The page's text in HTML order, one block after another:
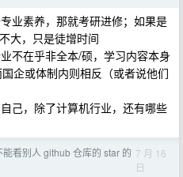
业素养，那就考研进修；如果是
大，只是徒增时间
不在乎非全本/硕，学习内容本身
企或体制内则相反（或者说他们
己，除了计算机行业，还有哪些
能看别人 github 仓库的 star 的 7 月 16
日